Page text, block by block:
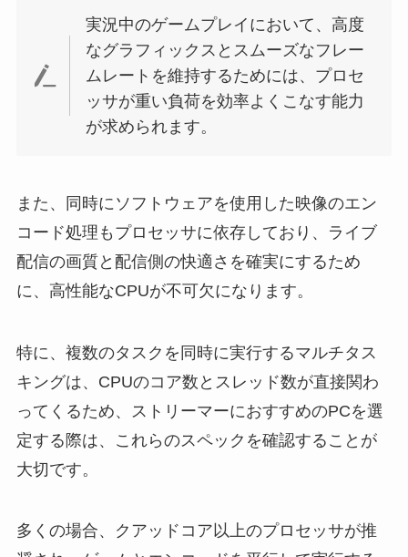
実況中のゲームプレイにおいて、高度
なグラフィックスとスムーズなフレー
ムレートを維持するためには、プロセ
ッサが重い負荷を効率よくこなす能力
が求められます。
また、同時にソフトウェアを使用した映像のエン
コード処理もプロセッサに依存しており、ライブ
配信の画質と配信側の快適さを確実にするため
に、高性能なCPUが不可欠になります。
特に、複数のタスクを同時に実行するマルチタス
キングは、CPUのコア数とスレッド数が直接関わ
ってくるため、ストリーマーにおすすめのPCを選
定する際は、これらのスペックを確認することが
大切です。
多くの場合、クアッドコア以上のプロセッサが推